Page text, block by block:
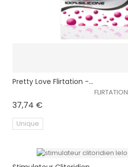
Pretty Love Flirtation -...
FLIRTATION
37,74 €
Unique